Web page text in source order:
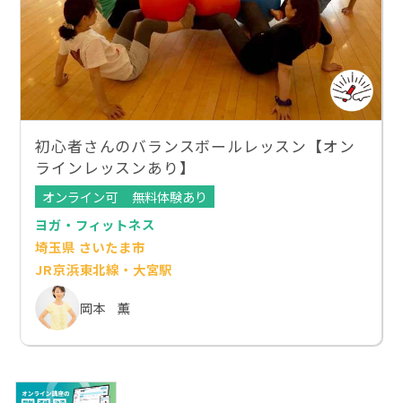
初心者さんのバランスボールレッスン【オン
ラインレッスンあり】
オンライン可
無料体験あり
ヨガ・フィットネス
埼玉県 さいたま市
JR京浜東北線・大宮駅
岡本 薫